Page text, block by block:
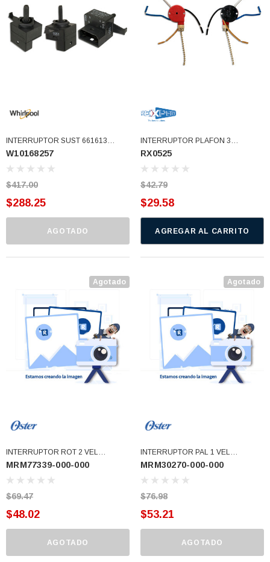
AH388034,
BALERO 6006 ORIG SELLO NEOPRENO
360130 W10239909 228C2007P001 (3934469)
$46.62
$30.68
AGREGAR AL CARRITO
INTERRUPTOR SUST 661613
3949180 (W10168257)
W10168257
$417.00
$288.25
AGOTADO
INTERRUPTOR PLAFON 3
VELOCIDADES (RX0525)
RX0525
$42.79
$29.58
AGREGAR AL CARRITO
Agotado
INTERRUPTOR ROT 2 VEL
LICUADORA CLASICA (MRM77339-
000-000)
MRM77339-000-000
$69.47
$48.02
AGOTADO
Agotado
INTERRUPTOR PAL 1 VEL
LICUADORA CLASICA (MRM30270-
000-000)
MRM30270-000-000
$76.98
$53.21
AGOTADO